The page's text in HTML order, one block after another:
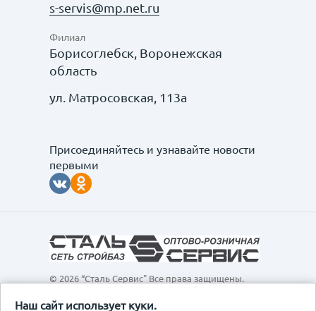
Наш сайт использует куки.
s-servis@mp.net.ru
Филиал
Борисоглебск, Воронежская
область
ул. Матросовская, 113а
Присоединяйтесь и узнавайте новости
первыми
© 2026 “Сталь Сервис" Все права защищены.
интернет-сайт, а также вся информация о товарах и